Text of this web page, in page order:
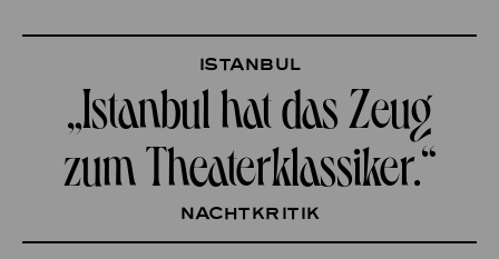
Istanbul
„Istanbul hat das Zeug­
zum Theaterklassiker.“
nachtkritik